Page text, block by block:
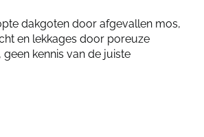
dakgoten door afgevallen mos,
en lekkages door poreuze
kennis van de juiste